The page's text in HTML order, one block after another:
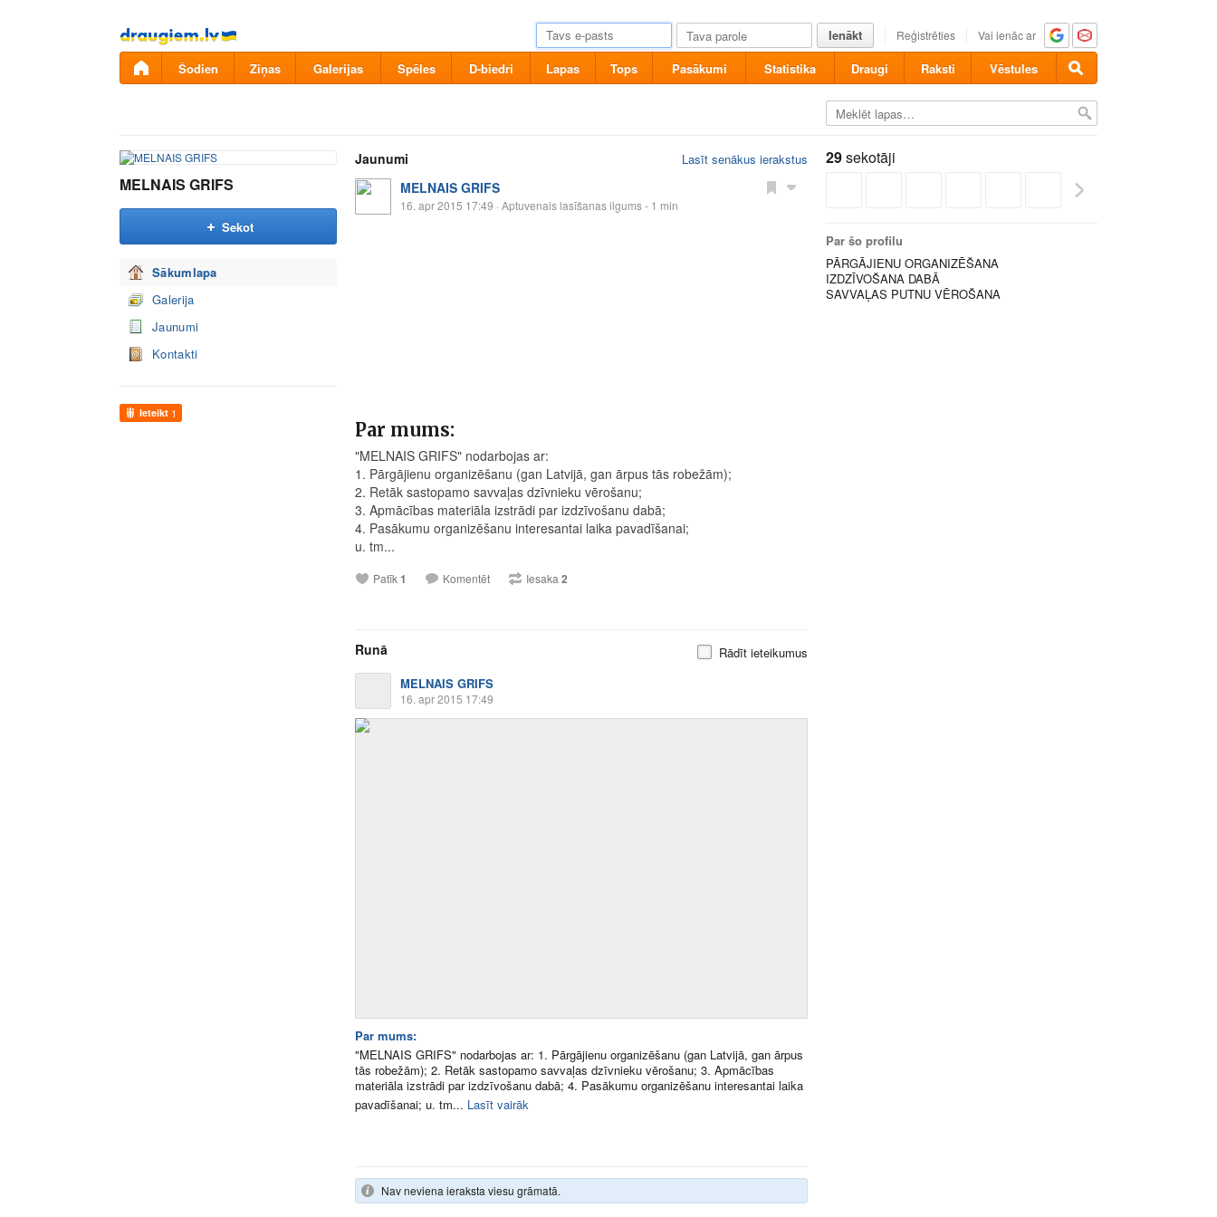
Pāriet
uz
saturu
Ienākt Reģistrēties Vai ienāc ar
Šodien Ziņas Galerijas Spēles D-biedri Lapas Tops Pasākumi Statistika Draugi Raksti Vēstules
MELNAIS GRIFS
Sekot
Sākumlapa
Galerija
Jaunumi
Kontakti
Ieteikt 1
Jaunumi Lasīt senākus ierakstus
MELNAIS GRIFS
16. apr 2015 17:49 · Aptuvenais lasīšanas ilgums - 1 min
Par mums:
"MELNAIS GRIFS" nodarbojas ar:
1. Pārgājienu organizēšanu (gan Latvijā, gan ārpus tās robežām);
2. Retāk sastopamo savvaļas dzīvnieku vērošanu;
3. Apmācības materiāla izstrādi par izdzīvošanu dabā;
4. Pasākumu organizēšanu interesantai laika pavadīšanai;
u. tm...
Patīk1 Komentēt Iesaka 2
Runā
Rādīt ieteikumus
MELNAIS GRIFS
16. apr 2015 17:49
Par mums:
"MELNAIS GRIFS" nodarbojas ar: 1. Pārgājienu organizēšanu (gan Latvijā, gan ārpus
tās robežām); 2. Retāk sastopamo savvaļas dzīvnieku vērošanu; 3. Apmācības
materiāla izstrādi par izdzīvošanu dabā; 4. Pasākumu organizēšanu interesantai laika
pavadīšanai; u. tm... Lasīt vairāk
Nav neviena ieraksta viesu grāmatā.
29sekotāji
Par šo profilu
PĀRGĀJIENU ORGANIZĒŠANA
IZDZĪVOŠANA DABĀ
SAVVAĻAS PUTNU VĒROŠANA